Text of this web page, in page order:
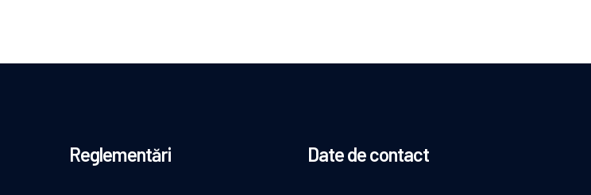
Reglementări Date de contact